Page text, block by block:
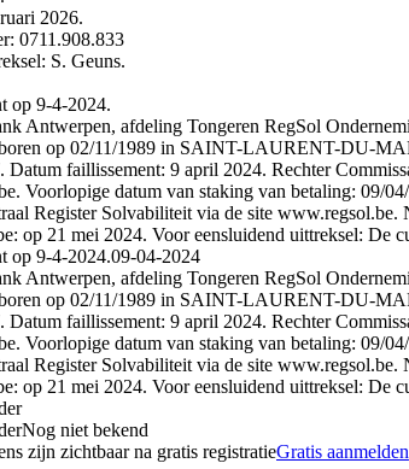
2026.
0711.908.833
S. Geuns.
op 9-4-2024.
Antwerpen, afdeling Tongeren RegSol
op 02/11/1989 in SAINT-LAURENT-DU-
Datum faillissement: 9 april 2024. Rechter
Voorlopige datum van staking van betaling: 09/
Register Solvabiliteit via de site
op 21 mei 2024. Voor eensluidend uittreksel:
op 9-4-2024.09-04-2024
Antwerpen, afdeling Tongeren RegSol
op 02/11/1989 in SAINT-LAURENT-DU-
Datum faillissement: 9 april 2024. Rechter
Voorlopige datum van staking van betaling: 09/
Register Solvabiliteit via de site
op 21 mei 2024. Voor eensluidend uittreksel:
Nog niet bekend
zijn zichtbaar na gratis registratieGratis aanmelden